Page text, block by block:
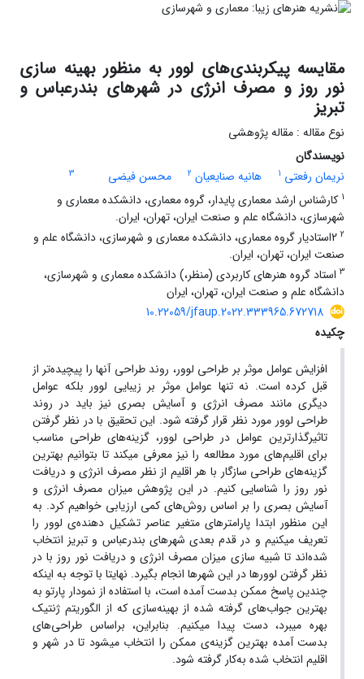
مقایسه پیکربندی‌های لوور به منظور بهینه سازی
نور روز و مصرف انرژی در شهرهای بندرعباس و
تبریز
نوع مقاله : مقاله پژوهشی
نویسندگان
نریمان رفعتی 1 هانیه صنایعیان 2 محسن فیضی
3
1 کارشناس ارشد معماری پایدار، گروه معماری، دانشکده معماری و
شهرسازی، دانشگاه علم و صنعت ایران، تهران، ایران.
2
2استادیار گروه معماری، دانشکده معماری و شهرسازی، دانشگاه علم و
صنعت ایران، تهران، ایران.
3 استاد گروه هنرهای کاربردی (منظر،) دانشکده معماری و شهرسازی،
دانشگاه علم و صنعت ایران، تهران، ایران
10.22059/jfaup.2022.333965.672718
چکیده
افزایش عوامل موثر بر طراحی لوور، روند طراحی آنها را پیچیده‌تر از
قبل کرده است. نه تنها عوامل موثر بر زیبایی لوور بلکه عوامل
دیگری مانند مصرف انرژی و آسایش بصری نیز باید در روند
طراحی لوور مورد نظر قرار گرفته شود. این تحقیق با در نظر گرفتن
تاثیرگذارترین عوامل در طراحی لوور، گزینه‌های طراحی مناسب
برای اقلیم‌های مورد مطالعه را نیز معرفی میکند تا بتوانیم بهترین
گزینه‌های طراحی سازگار با هر اقلیم از نظر مصرف انرژی و دریافت
نور روز را شناسایی کنیم. در این پژوهش میزان مصرف انرژی و
آسایش بصری را بر اساس روش‌های کمی ارزیابی خواهیم کرد. به
این منظور ابتدا پارامتر‌های متغیر عناصر تشکیل دهنده‌ی لوور را
تعریف میکنیم و در قدم بعدی شهرهای بندرعباس و تبریز انتخاب
شده‌اند تا شبیه‌ سازی میزان مصرف انرژی و دریافت نور روز با در
نظر گرفتن لوورها در این شهرها انجام بگیرد. نهایتا با توجه به اینکه
چندین پاسخ‌ ممکن بدست آمده است، با استفاده از نمودار پارتو به
بهترین جواب‌های گرفته شده از بهینه‌سازی که از الگوریتم ژنتیک
بهره میبرد، دست پیدا میکنیم. بنابراین، براساس طراحی‌های
بدست آمده بهترین گزینه‌ی ممکن را انتخاب میشود تا در شهر و
اقلیم انتخاب شده به‌کار گرفته شود.